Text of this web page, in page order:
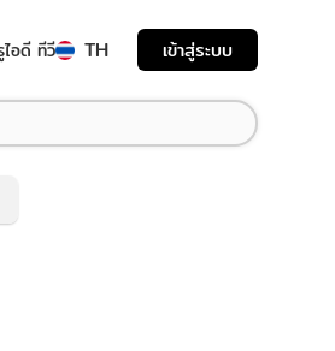
อดี ทีวี TH เข้าสู่ระบบ